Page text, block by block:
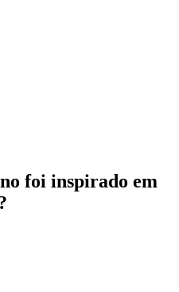
foi inspirado em